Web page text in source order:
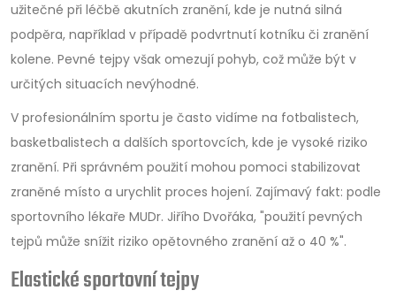
užitečné při léčbě akutních zranění, kde je nutná silná
podpěra, například v případě podvrtnutí kotníku či zranění
kolene. Pevné tejpy však omezují pohyb, což může být v
určitých situacích nevýhodné.
V profesionálním sportu je často vidíme na fotbalistech,
basketbalistech a dalších sportovcích, kde je vysoké riziko
zranění. Při správném použití mohou pomoci stabilizovat
zraněné místo a urychlit proces hojení. Zajímavý fakt: podle
sportovního lékaře MUDr. Jiřího Dvořáka, "použití pevných
tejpů může snížit riziko opětovného zranění až o 40 %".
Elastické sportovní tejpy